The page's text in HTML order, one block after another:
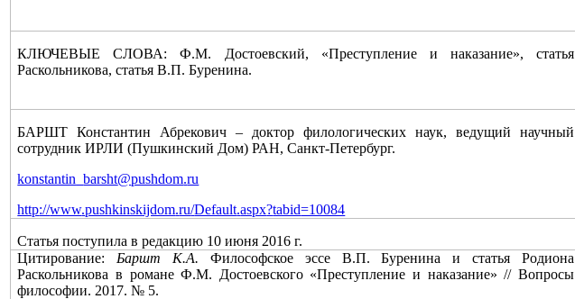
КЛЮЧЕВЫЕ СЛОВА: Ф.М. Достоевский, «Преступление и наказание», статья
Раскольникова, статья В.П. Буренина.
БАРШТ Константин Абрекович – доктор филологических наук, ведущий научный
сотрудник ИРЛИ (Пушкинский Дом) РАН, Санкт-Петербург.
konstantin _barsht@pushdom.ru
http://www.pushkinskijdom.ru/Default.aspx?tabid=10084
Статья поступила в редакцию 10 июня 2016 г.
Цитирование: Баршт К.А. Философское эссе В.П. Буренина и статья Родиона
Раскольникова в романе Ф.М. Достоевского «Преступление и наказание» // Вопросы
философии. 2017. № 5.